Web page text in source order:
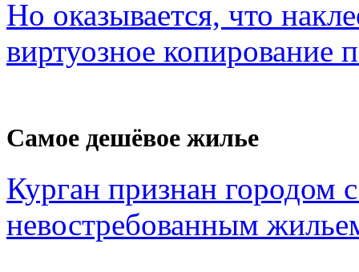
Но оказывается, что
виртуозное копирование
Самое дешёвое жилье
Курган признан
невостребованным